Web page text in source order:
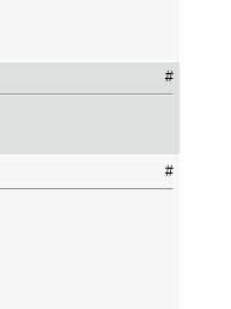
#
#